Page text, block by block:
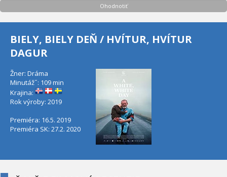
Ohodnotiť
BIELY, BIELY DEŇ / HVÍTUR, HVÍTUR
DAGUR
Žner: Dráma
Minutáž˝: 109 min
Krajina:
Rok výroby: 2019
Premiéra: 16.5. 2019
Premiéra SK: 27.2. 2020